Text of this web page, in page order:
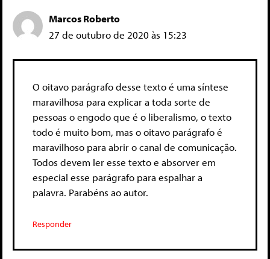
Marcos Roberto
27 de outubro de 2020 às 15:23
O oitavo parágrafo desse texto é uma síntese
maravilhosa para explicar a toda sorte de
pessoas o engodo que é o liberalismo, o texto
todo é muito bom, mas o oitavo parágrafo é
maravilhoso para abrir o canal de comunicação.
Todos devem ler esse texto e absorver em
especial esse parágrafo para espalhar a
palavra. Parabéns ao autor.
Responder